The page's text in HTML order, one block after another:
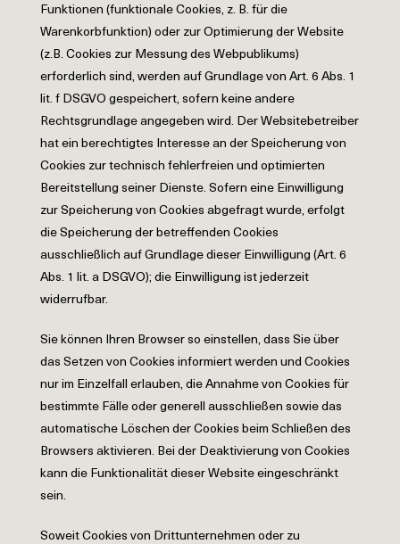
Funktionen (funktionale Cookies, z. B. für die
Warenkorbfunktion) oder zur Optimierung der Website
(z.B. Cookies zur Messung des Webpublikums)
erforderlich sind, werden auf Grundlage von Art. 6 Abs. 1
lit. f DSGVO gespeichert, sofern keine andere
Rechtsgrundlage angegeben wird. Der Websitebetreiber
hat ein berechtigtes Interesse an der Speicherung von
Cookies zur technisch fehlerfreien und optimierten
Bereitstellung seiner Dienste. Sofern eine Einwilligung
zur Speicherung von Cookies abgefragt wurde, erfolgt
die Speicherung der betreffenden Cookies
ausschließlich auf Grundlage dieser Einwilligung (Art. 6
Abs. 1 lit. a DSGVO); die Einwilligung ist jederzeit
widerrufbar.
Sie können Ihren Browser so einstellen, dass Sie über
das Setzen von Cookies informiert werden und Cookies
nur im Einzelfall erlauben, die Annahme von Cookies für
bestimmte Fälle oder generell ausschließen sowie das
automatische Löschen der Cookies beim Schließen des
Browsers aktivieren. Bei der Deaktivierung von Cookies
kann die Funktionalität dieser Website eingeschränkt
sein.
Soweit Cookies von Drittunternehmen oder zu